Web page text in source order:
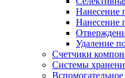
Нанесение
Нанесение
Удаление
Счетчики
Системы